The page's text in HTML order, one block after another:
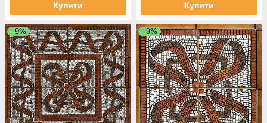
Купити Купити
–9% –9%